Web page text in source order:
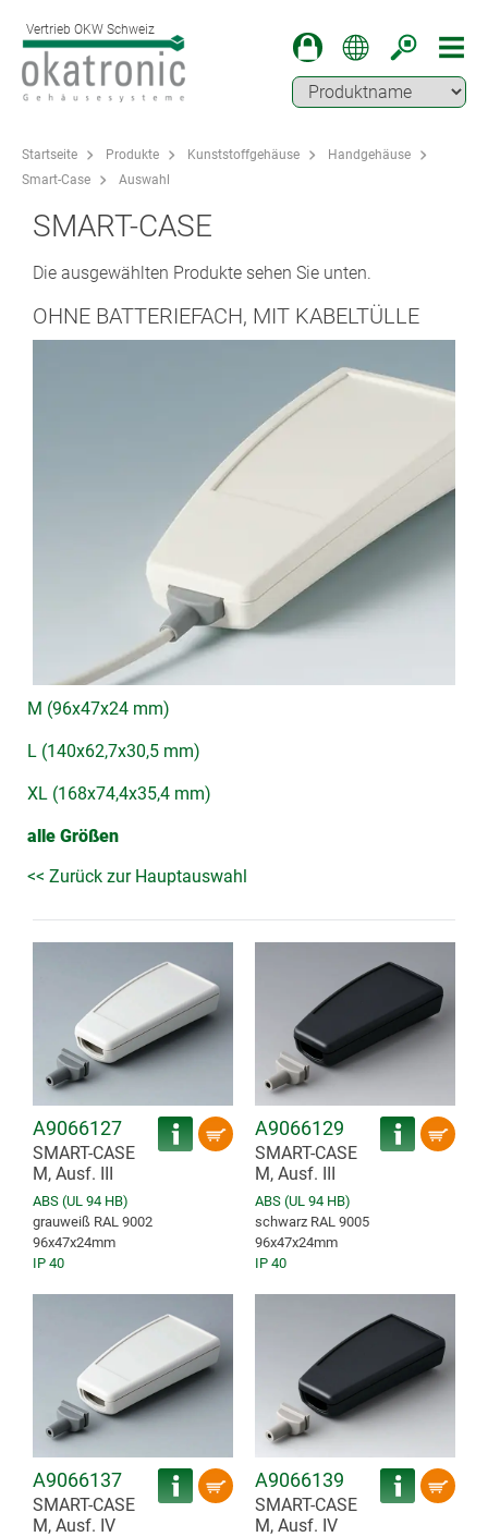
Vertrieb OKW Schweiz
Startseite Produkte Kunststoffgehäuse
Handgehäuse
Smart-Case
Auswahl
SMART-CASE
Die ausgewählten Produkte sehen Sie unten.
OHNE BATTERIEFACH, MIT KABELTÜLLE
M (96x47x24 mm)
L (140x62,7x30,5 mm)
XL (168x74,4x35,4 mm)
alle Größen
<< Zurück zur Hauptauswahl
A9066127
SMART-CASE
M, Ausf. III
ABS (UL 94 HB)
grauweiß RAL 9002
96x47x24mm
IP 40
A9066129
SMART-CASE
M, Ausf. III
ABS (UL 94 HB)
schwarz RAL 9005
96x47x24mm
IP 40
A9066137
SMART-CASE
M, Ausf. IV
A9066139
SMART-CASE
M, Ausf. IV